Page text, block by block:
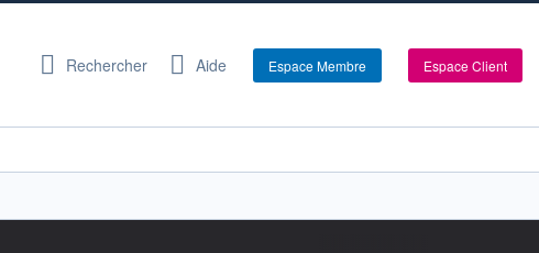
Rechercher Aide Espace Membre Espace Client